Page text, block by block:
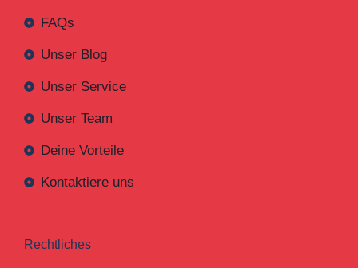
FAQs
Unser Blog
Unser Service
Unser Team
Deine Vorteile
Kontaktiere uns
Rechtliches